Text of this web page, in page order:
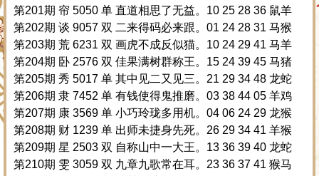
第201期 帘 5050 单 直道相思了无益。10 25 28 36 鼠羊
第202期 谈 9057 双 二来得码必来跟。01 24 28 31 马猴
第203期 荒 6231 双 画虎不成反似猫。10 24 29 41 马羊
第204期 卧 2576 双 佳果满树群称王。15 24 39 45 马猪
第205期 秀 5017 单 其中见二又见三。21 29 34 48 龙蛇
第206期 隶 7452 单 有钱使得鬼推磨。03 38 44 05 羊鸡
第207期 康 3569 单 小巧玲珑多用机。04 06 24 29 龙猴
第208期 财 1239 单 出师未捷身先死。26 29 34 41 羊猴
第209期 星 2503 双 自称山中一大王。13 36 39 40 龙蛇
第210期 雯 3059 双 九章九歌常在耳。23 36 37 41 猴马